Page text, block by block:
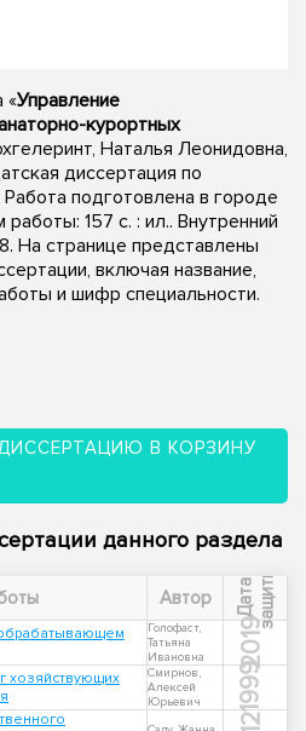
«Управление
курортных
Наталья Леонидовна,
диссертация по
подготовлена в городе
157 с. : ил.. Внутренний
На странице представлены
включая название,
и шифр специальности.
В КОРЗИНУ
данного раздела
Автор Д
а
т
а
з
а
щ
и
т ы
Голофаст,
Татьяна
Ивановна
2019
хозяйствующих
Смирнов,
Алексей
Юрьевич
1999